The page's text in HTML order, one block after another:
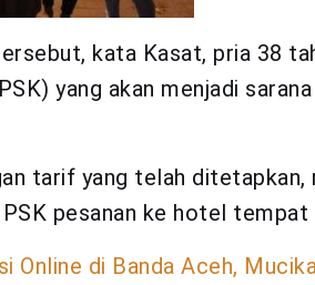
kata Kasat, pria 38
yang akan menjadi
tarif yang telah ditetapkan,
pesanan ke hotel tempat
Online di Banda Aceh,